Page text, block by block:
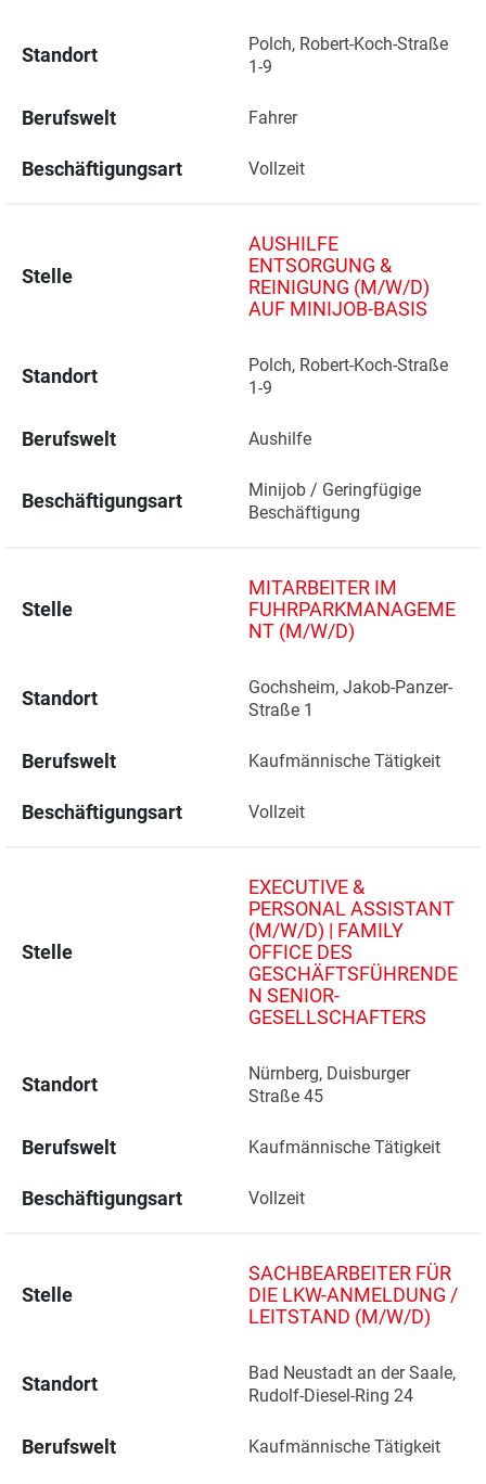
Standort
Polch, Robert-Koch-Straße
1-9
Berufswelt Fahrer
Beschäftigungsart Vollzeit
Stelle
AUSHILFE
ENTSORGUNG &
REINIGUNG (M/W/D)
AUF MINIJOB-BASIS
Standort
Polch, Robert-Koch-Straße
1-9
Berufswelt Aushilfe
Beschäftigungsart
Minijob / Geringfügige
Beschäftigung
Stelle
MITARBEITER IM
FUHRPARKMANAGEME
NT (M/W/D)
Standort
Gochsheim, Jakob-Panzer-
Straße 1
Berufswelt Kaufmännische Tätigkeit
Beschäftigungsart Vollzeit
Stelle
EXECUTIVE &
PERSONAL ASSISTANT
(M/W/D) | FAMILY
OFFICE DES
GESCHÄFTSFÜHRENDE
N SENIOR-
GESELLSCHAFTERS
Standort
Nürnberg, Duisburger
Straße 45
Berufswelt Kaufmännische Tätigkeit
Beschäftigungsart Vollzeit
Stelle
SACHBEARBEITER FÜR
DIE LKW-ANMELDUNG /
LEITSTAND (M/W/D)
Standort
Bad Neustadt an der Saale,
Rudolf-Diesel-Ring 24
Berufswelt Kaufmännische Tätigkeit